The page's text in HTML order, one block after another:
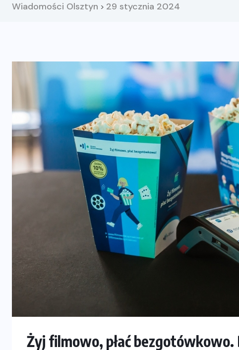
Wiadomości Olsztyn > 29 stycznia 2024
Żyj filmowo, płać